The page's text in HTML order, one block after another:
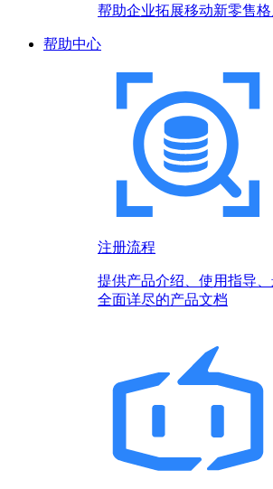
帮助企业拓展移动新零售格
帮助中心
注册流程
提供产品介绍、使用指导
全面详尽的产品文档